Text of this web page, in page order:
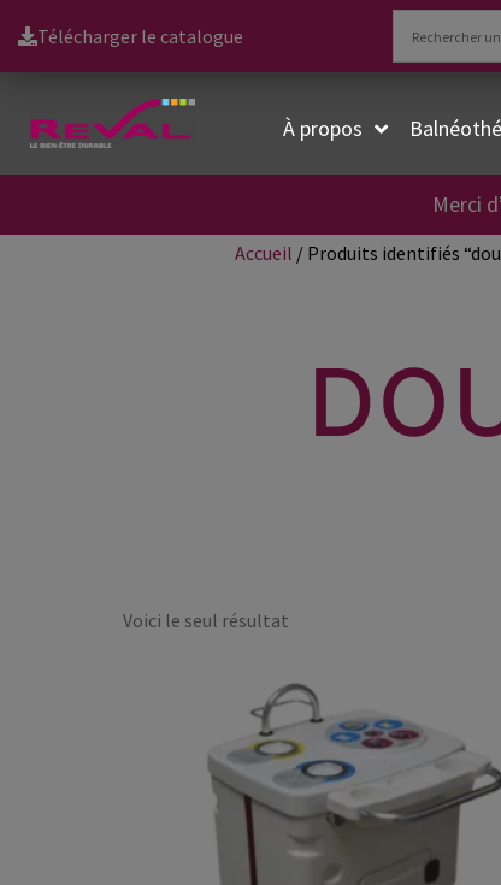
Télécharger le catalogue
À propos
Merci
Accueil / Produits identifiés
Voici le seul résultat